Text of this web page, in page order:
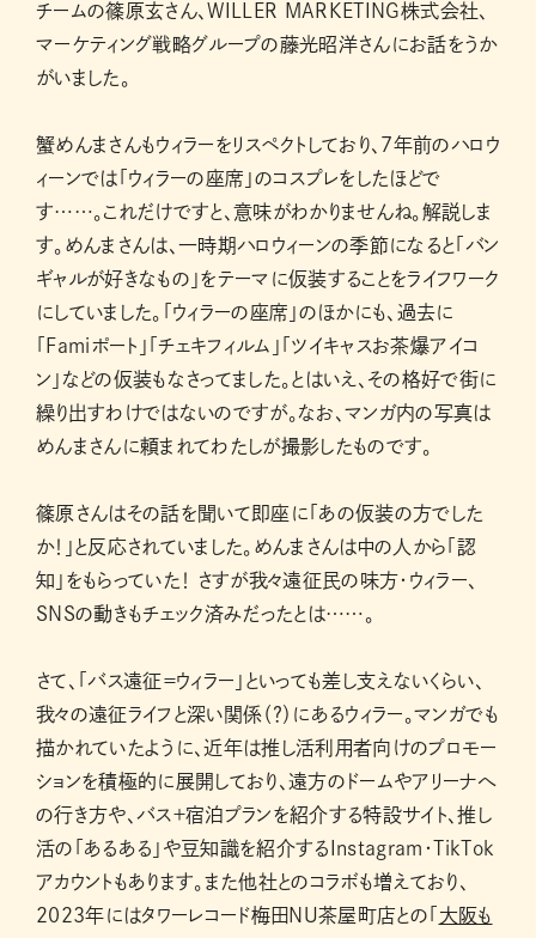
チームの篠原玄さん、WILLER MARKETING株式会社、
マーケティング戦略グループの藤光昭洋さんにお話をうか
がいました。
蟹めんまさんもウィラーをリスペクトしており、7年前のハロウ
ィーンでは「ウィラーの座席」のコスプレをしたほどで
す……。これだけですと、意味がわかりませんね。解説しま
す。めんまさんは、一時期ハロウィーンの季節になると「バン
ギャルが好きなもの」をテーマに仮装することをライフワーク
にしていました。「ウィラーの座席」のほかにも、過去に
「Famiポート」「チェキフィルム」「ツイキャスお茶爆アイコ
ン」などの仮装もなさってました。とはいえ、その格好で街に
繰り出すわけではないのですが。なお、マンガ内の写真は
めんまさんに頼まれてわたしが撮影したものです。
篠原さんはその話を聞いて即座に「あの仮装の方でした
か！」と反応されていました。めんまさんは中の人から「認
知」をもらっていた！ さすが我々遠征民の味方・ウィラー、
SNSの動きもチェック済みだったとは……。
さて、「バス遠征＝ウィラー」といっても差し支えないくらい、
我々の遠征ライフと深い関係（？）にあるウィラー。マンガでも
描かれていたように、近年は推し活利用者向けのプロモー
ションを積極的に展開しており、遠方のドームやアリーナへ
の行き方や、バス＋宿泊プランを紹介する特設サイト、推し
活の「あるある」や豆知識を紹介するInstagram・TikTok
アカウントもあります。また他社とのコラボも増えており、
2023年にはタワーレコード梅田NU茶屋町店との「 大阪も